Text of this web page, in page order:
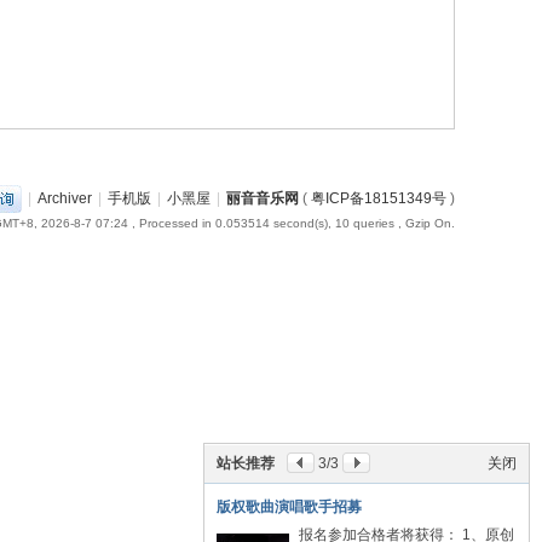
关闭
站长推荐 3/3
版权歌曲演唱歌手招募
报名参加合格者将获得： 1、原创
| Archiver | 手机版 | 小黑屋 | 丽音音乐网 ( 粤ICP备18151349号 )
2026-8-7 07:24 , Processed in 0.053514 second(s), 10 queries , Gzip On.